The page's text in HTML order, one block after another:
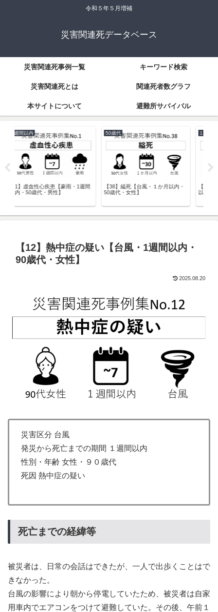
令和５年５月増補
災害関連死データベース
災害関連死事例一覧 キーワード検索
災害関連死とは 関連死者数グラフ
本サイトについて 避難所サバイバル
1週間以内
【7】致死性不整脈【地震・1週間
以内・70歳代・男性】
1週間以内
【9】心筋梗塞【地震・1週間以
内・40歳代・男性】
【12】熱中症の疑い【台風・1週間以内・
90歳代・女性】
2025.08.20
災害区分 台風
発災から死亡までの期間 １週間以内
性別・年齢 女性・９０歳代
死因 熱中症の疑い
死亡までの経緯等
被災者は、日常の会話はできたが、一人で出歩くことはで
きなかった。
台風の影響により朝から停電していたため、被災者は自家
用車内でエアコンをつけて避難していた。その後、午前１